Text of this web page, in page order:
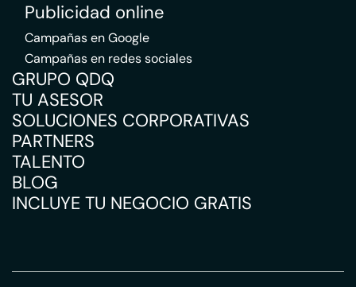
Publicidad online
Campañas en Google
Campañas en redes sociales
GRUPO QDQ
TU ASESOR
SOLUCIONES CORPORATIVAS
PARTNERS
TALENTO
BLOG
INCLUYE TU NEGOCIO GRATIS